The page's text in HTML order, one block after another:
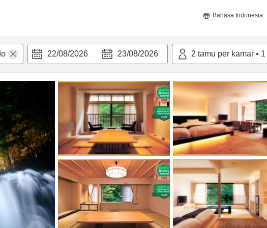
Bahasa Indonesia
22/08/2026 23/08/2026 2 tamu per kamar • 1